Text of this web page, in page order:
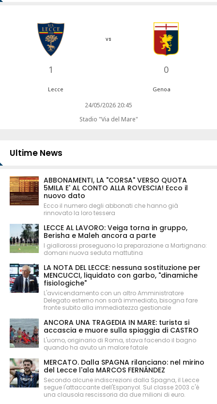
1
vs
0
Lecce Genoa
24/05/2026 20:45
Stadio "Via del Mare"
Ultime News
ABBONAMENTI, LA "CORSA" VERSO QUOTA
5MILA E' AL CONTO ALLA ROVESCIA! Ecco il
nuovo dato
Ecco il numero degli abbonati che hanno già
rinnovato la loro tessera
LECCE AL LAVORO: Veiga torna in gruppo,
Berisha e Maleh ancora a parte
I giallorossi proseguono la preparazione a Martignano:
domani nuova seduta mattutina
LA NOTA DEL LECCE: nessuna sostituzione per
MENCUCCI, liquidato con garbo, "dinamiche
fisiologiche"
L'avvicendamento con un altro Amministratore
Delegato esterno non sarà immediato, bisogna fare
fronte subito alla immediatezza gestionale
ANCORA UNA TRAGEDIA IN MARE: turista si
accascia e muore sulla spiaggia di CASTRO
L'uomo, originario di Roma, stava facendo il bagno
quando ha avuto un malore fatale
MERCATO. Dalla SPAGNA rilanciano: nel mirino
del Lecce l'ala MARCOS FERNÁNDEZ
Secondo alcune indiscrezioni dalla Spagna, il Lecce
segue l'attaccante dell'Espanyol. Sul classe 2003 c'è
una clausola rescissoria da due milioni di euro.